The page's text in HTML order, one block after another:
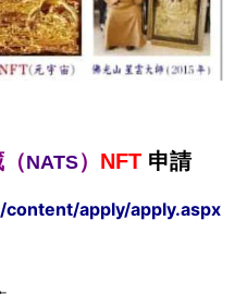
NATS） NFT申請
apply/apply.aspx